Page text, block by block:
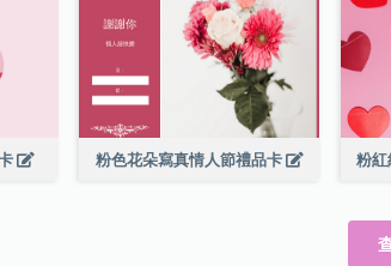
粉色花朵寫真情人節禮品卡 粉